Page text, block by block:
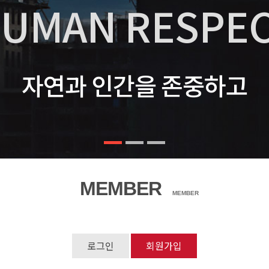
자연과 인간을 존중하고
MEMBER MEMBER
로그인 회원가입